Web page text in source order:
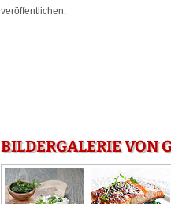
veröffentlichen.
BILDERGALERIE VON